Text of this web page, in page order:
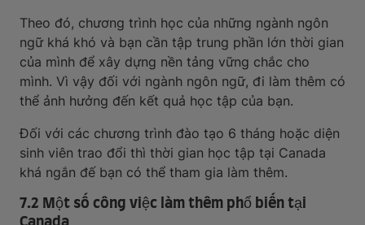
Theo đó, chương trình học của những ngành ngôn
ngữ khá khó và bạn cần tập trung phần lớn thời gian
của mình để xây dựng nền tảng vững chắc cho
mình. Vì vậy đối với ngành ngôn ngữ, đi làm thêm có
thể ảnh hưởng đến kết quả học tập của bạn.
Đối với các chương trình đào tạo 6 tháng hoặc diện
sinh viên trao đổi thì thời gian học tập tại Canada
khá ngắn đế bạn có thể tham gia làm thêm.
7.2 Một số công việc làm thêm phổ biến tại